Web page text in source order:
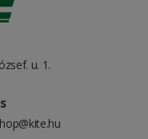
u. 1.